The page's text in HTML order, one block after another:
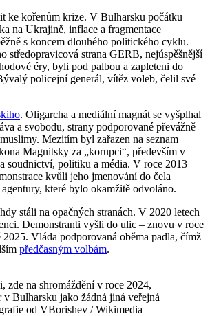
ke kořenům krize. V Bulharsku počátku
na Ukrajině, inflace a fragmentace
s koncem dlouhého politického cyklu.
středopravicová strana GERB, nejúspěšnější
éry, byli pod palbou a zapleteni do
policejní generál, vítěz voleb, čelil své
. Oligarcha a mediální magnát se vyšplhal
a svobodu, strany podporované převážně
Mezitím byl zařazen na seznam
Magnitsky za „korupci“, především v
soudnictví, politiku a média. V roce 2013
kvůli jeho jmenování do čela
které bylo okamžitě odvoláno.
stáli na opačných stranách. V 2020 letech
Demonstranti vyšli do ulic – znovu v roce
Vláda podporovaná oběma padla, čímž
předčasným volbám.
zde na shromáždění v roce 2024,
v Bulharsku jako žádná jiná veřejná
od VBorishev / Wikimedia